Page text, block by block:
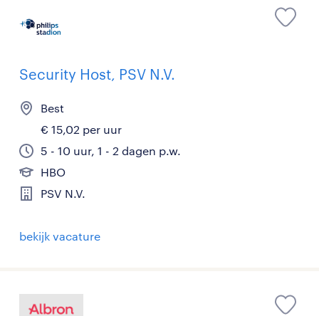
Security Host, PSV N.V.
Best
€ 15,02 per uur
5 - 10 uur, 1 - 2 dagen p.w.
HBO
PSV N.V.
bekijk vacature